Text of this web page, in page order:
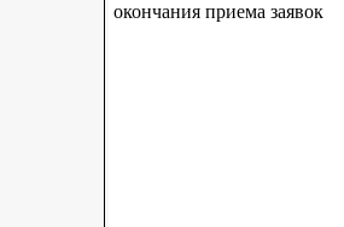
окончания приема заявок